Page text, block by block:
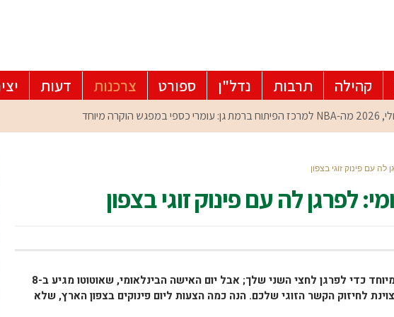
קהילה תרבות נדל"ן ספורט צרכנות דעות
מה-NBA למרכז הפיתוח ברמת גן: עומרי כספי במפגש הוקרה מיוחד
לה עם פינוק זוגי בצפון
לפרגן לה עם פינוק זוגי בצפון
בינינו, לא צריך תירוץ מיוחד כדי לפרגן לחצי השני שלך; אבל יום האישה הבינלאומי, שאוטוטו מגיע ב-8
לחיזוק הקשר הזוגי שלכם. הנה כמה הצעות ליום פינוקים בצפון הארץ, שלא